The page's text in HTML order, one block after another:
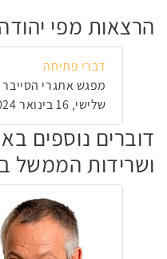
הרצאות מפי
דברי פתיחה
שלישי, 16 בינואר 2024, 09:15
ושרידות הממשל